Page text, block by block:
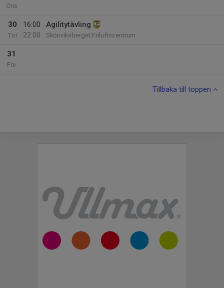
Ons
30
Tor
16:00
22:00
Agilitytävling
Skönviksberget Friluftscentrum
31
Fre
Tillbaka till toppen